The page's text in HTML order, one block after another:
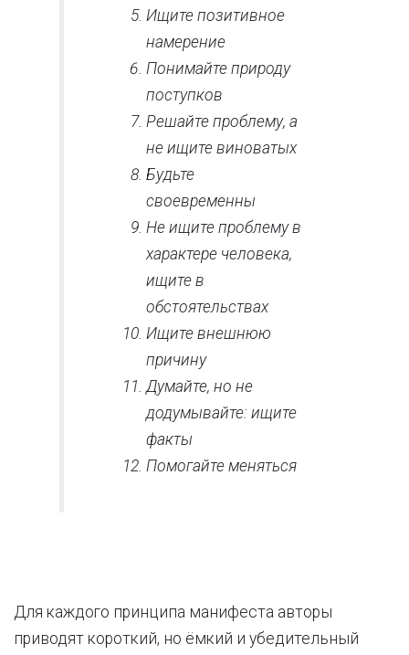
Ищите позитивное
намерение
Понимайте природу
поступков
Решайте проблему, а
не ищите виноватых
Будьте
своевременны
Не ищите проблему в
характере человека,
ищите в
обстоятельствах
Ищите внешнюю
причину
Думайте, но не
додумывайте: ищите
факты
Помогайте меняться
Для каждого принципа манифеста авторы
приводят короткий, но ёмкий и убедительный